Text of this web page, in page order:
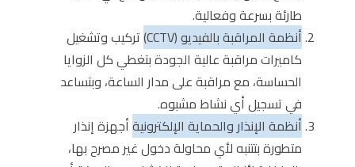
طارئة بسرعة وفعالية.
أنظمة المراقبة بالفيديو (CCTV)
تركيب وتشغيل
كاميرات مراقبة عالية الجودة بتغطي كل الزوايا
الحساسة، مع مراقبة على مدار الساعة، وبتساعد
في تسجيل أي نشاط مشبوه.
أنظمة الإنذار والحماية الإلكترونيةأجهزة إنذار
متطورة بتتنبه لأي محاولة دخول غير مصرح بها،